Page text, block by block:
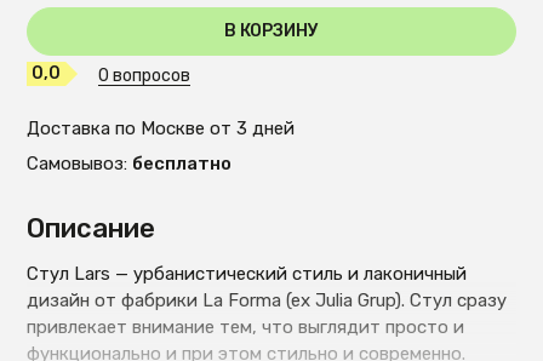
Описание
Стул Lars — урбанистический стиль и лаконичный
дизайн от фабрики La Forma (ex Julia Grup). Стул сразу
привлекает внимание тем, что выглядит просто и
функционально и при этом стильно и современно.
В КОРЗИНУ
0,0 0 вопросов
Доставка по Москве от 3 дней
Самовывоз: бесплатно